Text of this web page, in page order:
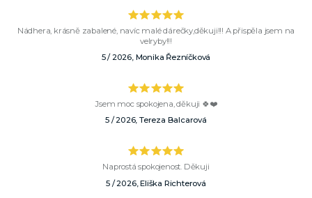
Nádhera, krásně zabalené, navíc malé dárečky,děkuji!!! A přispěla jsem na
velryby!!!
5 / 2026, Monika Řezníčková
Jsem moc spokojena, děkuji 🍀❤️
5 / 2026, Tereza Balcarová
Naprostá spokojenost. Děkuji
5 / 2026, Eliška Richterová